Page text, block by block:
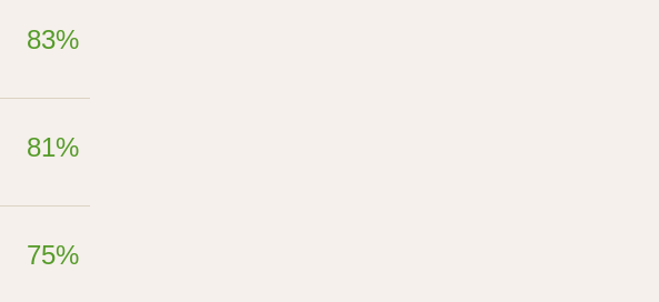
83%
81%
75%